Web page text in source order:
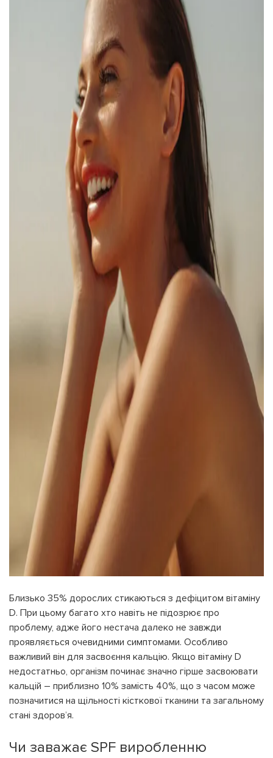
Близько 35% дорослих стикаються з дефіцитом вітаміну
D. При цьому багато хто навіть не підозрює про
проблему, адже його нестача далеко не завжди
проявляється очевидними симптомами. Особливо
важливий він для засвоєння кальцію. Якщо вітаміну D
недостатньо, організм починає значно гірше засвоювати
кальцій – приблизно 10% замість 40%, що з часом може
позначитися на щільності кісткової тканини та загальному
стані здоров’я.
Чи заважає SPF виробленню